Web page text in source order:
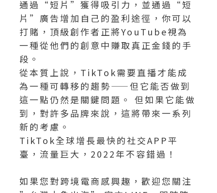
通過“短片”獲得吸引力，並通過“短
片”廣告增加自己的盈利途徑，你可以
打賭，頂級創作者正將YouTube視為
一種從他們的創意中賺取真正金錢的手
段。
從本質上說，TikTok需要直播才能成
為一種可轉移的趨勢——但它能否做到
這一點仍然是關鍵問題。 但如果它能做
到，對許多品牌來說，這將帶來一系列
新的考慮。
TikTok全球增長最快的社交APP平
臺，流量巨大，2022年不容錯過！
如果您對跨境電商感興趣，歡迎您關注